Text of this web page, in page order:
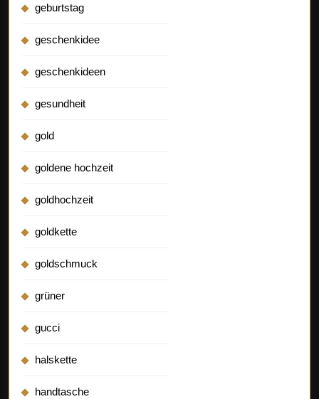
geburtstag
geschenkidee
geschenkideen
gesundheit
gold
goldene hochzeit
goldhochzeit
goldkette
goldschmuck
grüner
gucci
halskette
handtasche